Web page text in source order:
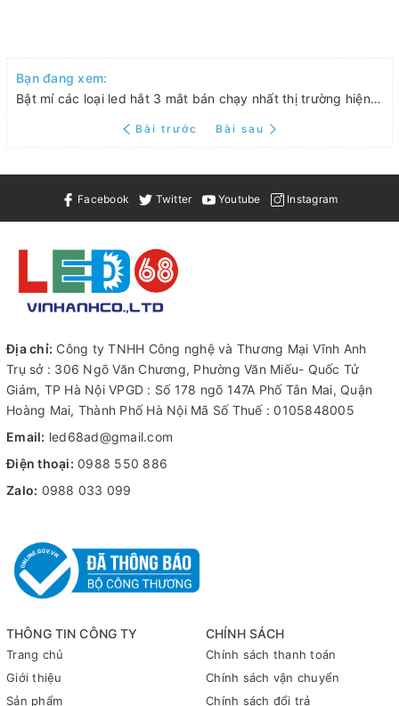
Bạn đang xem:
Bật mí các loại led hắt 3 mắt bán chạy nhất thị trường hiện nay
Bài trước Bài sau
Facebook Twitter Youtube Instagram
THÔNG TIN CÔNG TY
Trang chủ
Giới thiệu
Sản phẩm
CHÍNH SÁCH
Chính sách thanh toán
Chính sách vận chuyển
Chính sách đổi trả
Địa chỉ: Công ty TNHH Công nghệ và Thương Mại Vĩnh Anh
Trụ sở : 306 Ngõ Văn Chương, Phường Văn Miếu- Quốc Tử
Giám, TP Hà Nội VPGD : Số 178 ngõ 147A Phố Tân Mai, Quận
Hoàng Mai, Thành Phố Hà Nội Mã Số Thuế : 0105848005
Email: led68ad@gmail.com
Điện thoại: 0988 550 886
Zalo: 0988 033 099